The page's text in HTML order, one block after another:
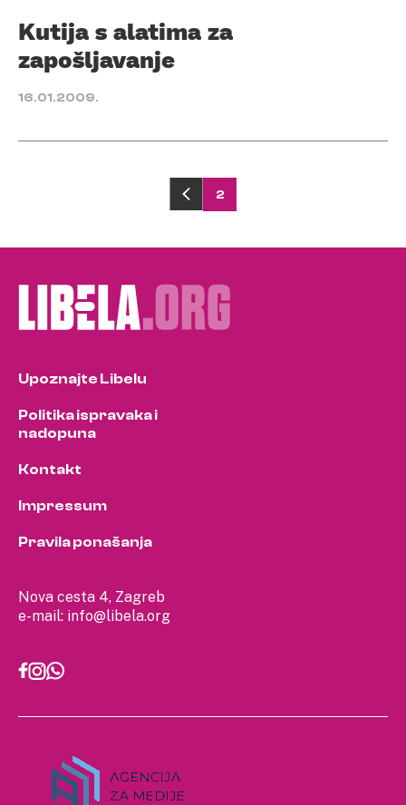
Kutija s alatima za
zapošljavanje
16.01.2009.
pagination
2
Nova cesta 4, Zagreb
e-mail: info@libela.org
Upoznajte Libelu
Politika ispravaka i
nadopuna
Kontakt
Impressum
Pravila ponašanja